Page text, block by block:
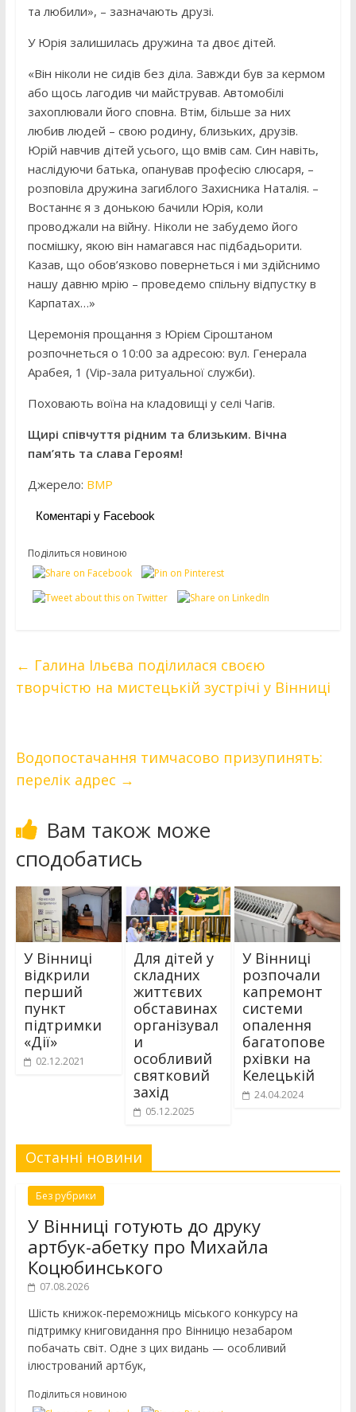
та любили», – зазначають друзі.
У Юрія залишилась дружина та двоє дітей.
«Він ніколи не сидів без діла. Завжди був за кермом
або щось лагодив чи майстрував. Автомобілі
захоплювали його сповна. Втім, більше за них
любив людей – свою родину, близьких, друзів.
Юрій навчив дітей усього, що вмів сам. Син навіть,
наслідуючи батька, опанував професію слюсаря, –
розповіла дружина загиблого Захисника Наталія. –
Востаннє я з донькою бачили Юрія, коли
проводжали на війну. Ніколи не забудемо його
посмішку, якою він намагався нас підбадьорити.
Казав, що обов’язково повернеться і ми здійснимо
нашу давню мрію – проведемо спільну відпустку в
Карпатах…»
Церемонія прощання з Юрієм Сіроштаном
розпочнеться о 10:00 за адресою: вул. Генерала
Арабея, 1 (Vip-зала ритуальної служби).
Поховають воїна на кладовищі у селі Чагів.
Щирі співчуття рідним та близьким. Вічна
пам’ять та слава Героям!
Джерело: ВМР
Коментарі у Facebook
Поділиться новиною
← Галина Ільєва поділилася своєю
творчістю на мистецькій зустрічі у Вінниці
Водопостачання тимчасово призупинять:
перелік адрес →
Вам також може
сподобатись
У Вінниці
відкрили
перший
пункт
підтримки
«Дії»
02.12.2021
Для дітей у
складних
життєвих
обставинах
організувал
и
особливий
святковий
захід
05.12.2025
У Вінниці
розпочали
капремонт
системи
опалення
багатопове
рхівки на
Келецькій
24.04.2024
Останні новини
Без рубрики
У Вінниці готують до друку
артбук-абетку про Михайла
Коцюбинського
07.08.2026
Шість книжок-переможниць міського конкурсу на
підтримку книговидання про Вінницю незабаром
побачать світ. Одне з цих видань — особливий
ілюстрований артбук,
Поділиться новиною